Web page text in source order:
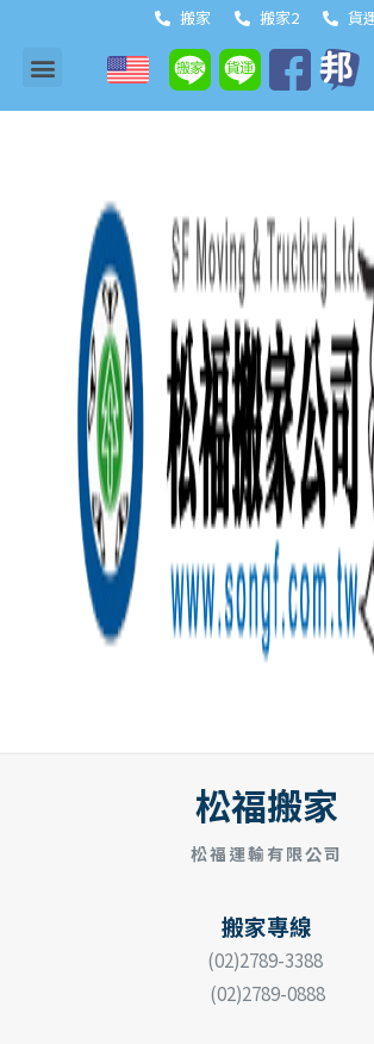
搬家 搬家2 貨
松福搬家
松福運輸有限公司
搬家專線
(02)2789-3388
(02)2789-0888